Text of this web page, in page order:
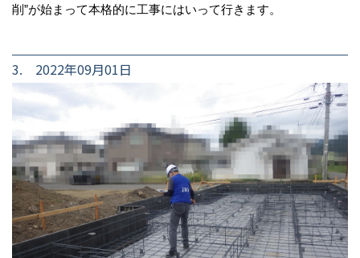
削”が始まって本格的に工事にはいって行きます。
3. 2022年09月01日